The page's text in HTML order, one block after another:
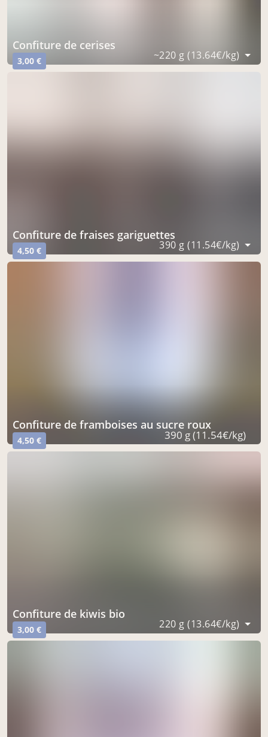
confiture de cerises
3,00 € ~220 g (13.64€/kg)
confiture de fraises gariguettes
4,50 € 390 g (11.54€/kg)
confiture de framboises au sucre roux
4,50 € 390 g (11.54€/kg)
confiture de kiwis bio
3,00 € 220 g (13.64€/kg)